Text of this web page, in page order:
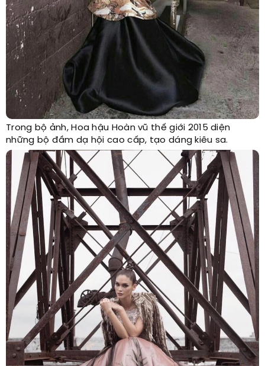
Trong bộ ảnh, Hoa hậu Hoàn vũ thế giới 2015 diện
những bộ đầm dạ hội cao cấp, tạo dáng kiêu sa.